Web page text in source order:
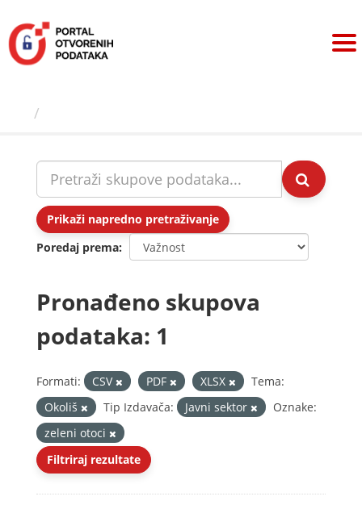
sadržaj
Prikaži napredno pretraživanje
Poredaj prema
Pronađeno skupova
podataka: 1
Formati: CSV PDF XLSX
Tema:
Okoliš
Tip Izdavača: Javni sektor
Oznake:
zeleni otoci
Filtriraj rezultate